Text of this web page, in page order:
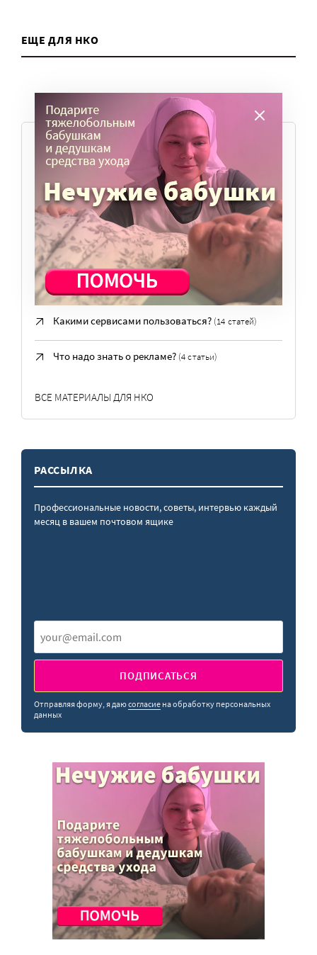
ЕЩЕ ДЛЯ НКО
ПОПУЛЯРНЫЕ ВОПРОСЫ
(3 статьи)
Как пережить кризис?(6 статей)
Как привлечь и удержать сотрудников? (5 статей)
Как работать с волонтерами?(6 статей)
Какими сервисами пользоваться? (14 статей)
Что надо знать о рекламе? (4 статьи)
ВСЕ МАТЕРИАЛЫ ДЛЯ НКО
РАССЫЛКА
Профессиональные новости, советы, интервью каждый
месяц в вашем почтовом ящике
ПОДПИСАТЬСЯ
Отправляя форму, я даюсогласие на обработку персональных
данных